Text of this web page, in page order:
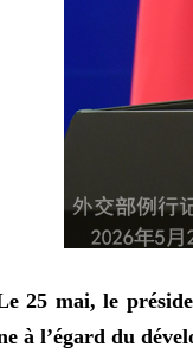
25 mai, le
à l’égard du